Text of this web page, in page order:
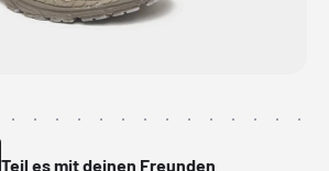
Teil es mit deinen Freunden